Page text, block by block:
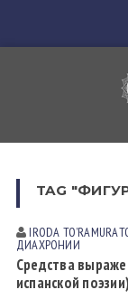
TAG
IRODA
ДИАХРОНИИ
Средства
испанской поэзии)